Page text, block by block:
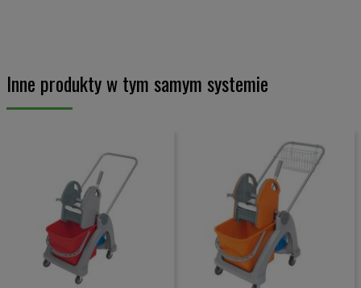
Inne produkty w tym samym systemie